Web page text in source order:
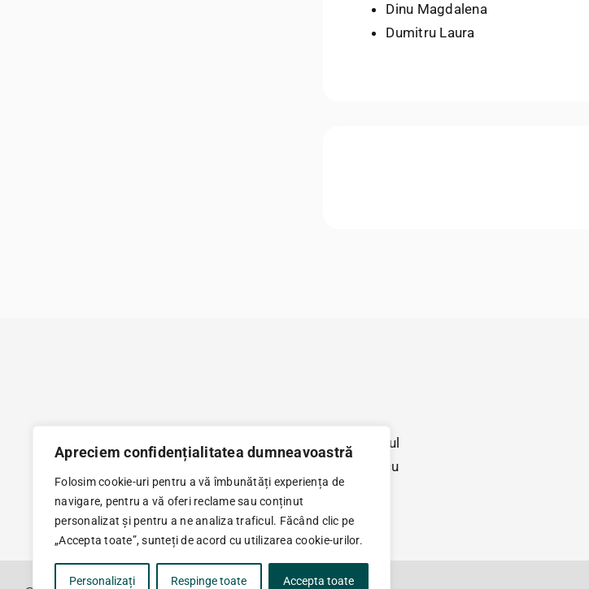
Apreciem confidențialitatea dumneavoastră
Folosim cookie-uri pentru a vă îmbunătăți experiența de
navigare, pentru a vă oferi reclame sau conținut
personalizat și pentru a ne analiza traficul. Făcând clic pe
„Accepta toate”, sunteți de acord cu utilizarea cookie-urilor.
Personalizați Respinge toate Accepta toate
Dinu Magdalena
Dumitru Laura
Multumim tuturor celor care ne-au fost alaturi, pe drumul
“detoxifierii” noastre, cu rabdare si iubire, sprijindu-ne cu
prezenta si interesul lor.